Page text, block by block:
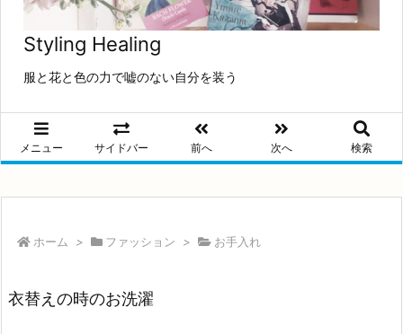
Styling Healing
服と花と色の力で嘘のない自分を装う
メニュー サイドバー 前へ 次へ 検索
ホーム > ファッション > お手入れ
衣替えの時のお洗濯